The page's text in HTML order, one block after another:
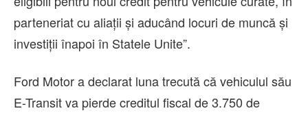
parteneriat cu aliaţii şi aducând locuri de muncă şi
investiţii înapoi în Statele Unite”.
Ford Motor a declarat luna trecută că vehiculul său
E-Transit va pierde creditul fiscal de 3.750 de